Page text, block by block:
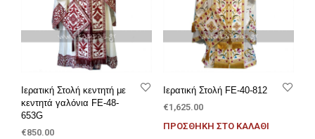
Ιερατική Στολή κεντητή με
κεντητά γαλόνια FE-48-
653G
€850.00
Ιερατική Στολή FE-40-812
€1,625.00
ΠΡΟΣΘΉΚΗ ΣΤΟ ΚΑΛΆΘΙ